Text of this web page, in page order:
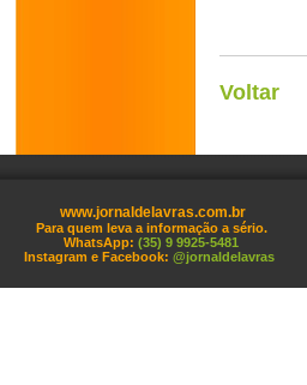
Voltar
www.jornaldelavras.com.br
Para quem leva a informação a sério.
WhatsApp: (35) 9 9925-5481
Instagram e Facebook: @jornaldelavras